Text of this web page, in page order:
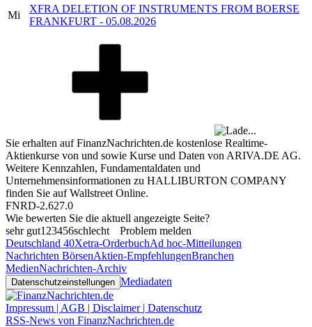
Mi
XFRA DELETION OF INSTRUMENTS FROM BOERSE
FRANKFURT - 05.08.2026
Sie erhalten auf FinanzNachrichten.de kostenlose Realtime-
Aktienkurse von und sowie Kurse und Daten von ARIVA.DE AG.
Weitere Kennzahlen, Fundamentaldaten und
Unternehmensinformationen zu HALLIBURTON COMPANY
finden Sie aufWallstreet Online.
FNRD-2.627.0
Wie bewerten Sie die aktuell angezeigte Seite?
sehr gut1 23456schlecht
Problem melden
Deutschland 40Xetra-OrderbuchAd hoc-Mitteilungen
Nachrichten BörsenAktien-EmpfehlungenBranchen
MedienNachrichten-Archiv
Datenschutzeinstellungen Mediadaten
Impressum | AGB | Disclaimer | Datenschutz
RSS-News von FinanzNachrichten.de